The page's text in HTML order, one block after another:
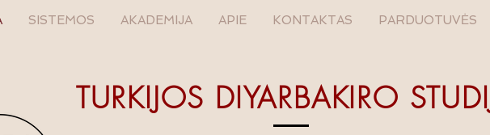
SISTEMOS AKADEMIJA APIE KONTAKTAS PARDUOTUVĖS
TURKIJOS DIYARBAKIRO